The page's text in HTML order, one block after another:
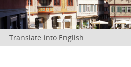
Translate into English